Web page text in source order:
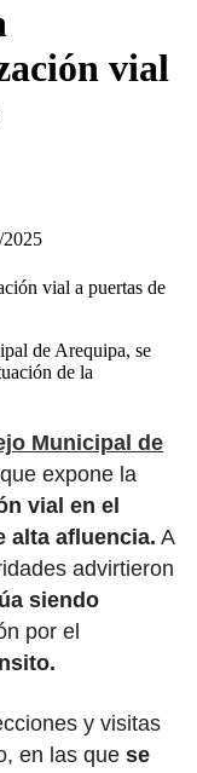
vial
2025
de Arequipa, se
de la
Municipal de
expone la
vial en el
alta afluencia. A
advirtieron
siendo
por el
y visitas
en las que se